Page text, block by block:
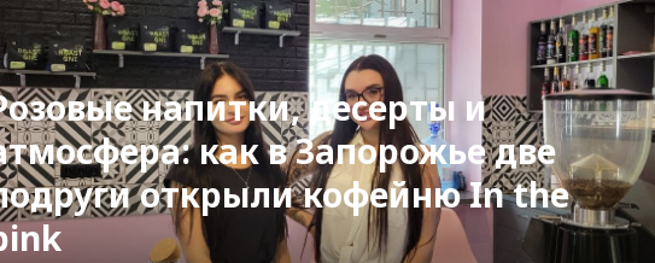
напитки, десерты и
как в Запорожье две
открыли кофейню In the